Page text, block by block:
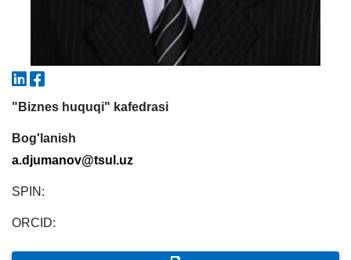
"Biznes huquqi" kafedrasi
Bog'lanish
a.djumanov@tsul .uz
SPIN:
ORCID: